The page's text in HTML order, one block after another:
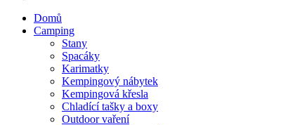
Domů
Camping
Stany
Spacáky
Karimatky
Kempingový nábytek
Kempingová křesla
Chladící tašky a boxy
Outdoor vaření